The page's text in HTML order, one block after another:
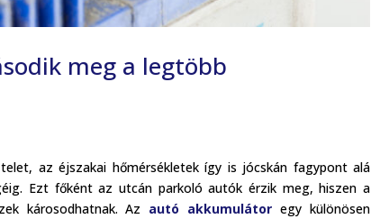
meg a legtöbb
az éjszakai hőmérsékletek így is jócskán fagypont alá
Ezt főként az utcán parkoló autók érzik meg, hiszen a
károsodhatnak. Az autó akkumulátor egy különösen